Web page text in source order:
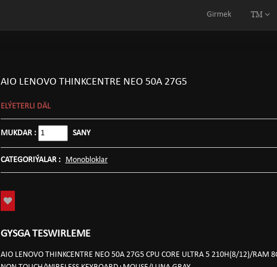
Girmek TM
AIO LENOVO THINKCENTRE NEO 50A 27G5
ELÝETERLI DÄL
MUKDAR : SANY
CATEGORIÝALAR : Monobloklar
GYSGA TESWIRLEME
AIO LENOVO THINKCENTRE NEO 50A 27G5 CPU CORE ULTRA 5 210H(8/12)/RAM